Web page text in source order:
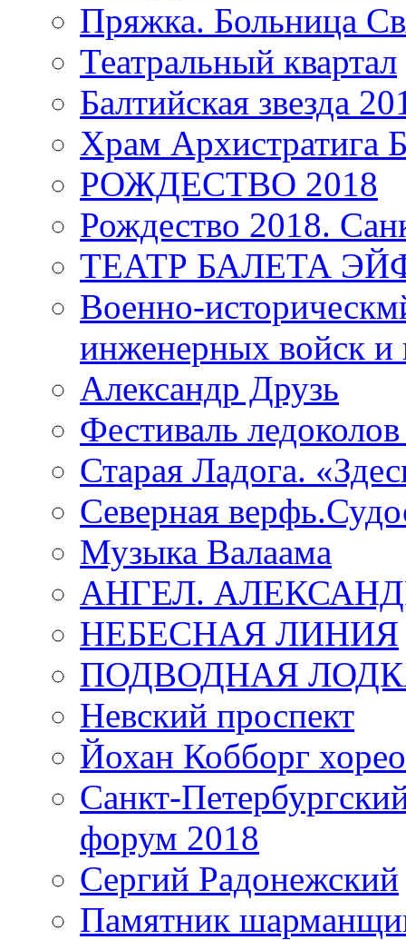
Пряжка. Больница
Театральный квартал
Балтийская звезда
Храм
РОЖДЕСТВО 2018
Рождество 2018.
ТЕАТР БАЛЕТА
Военно-
инженерных войск и
Александр Друзь
Фестиваль
Старая Ладога.
Северная
Музыка Валаама
АНГЕЛ.
НЕБЕСНАЯ ЛИНИЯ
ПОДВОДНАЯ
Невский проспект
Йохан Кобборг
Санкт-
форум 2018
Сергий Радонежский
Памятник